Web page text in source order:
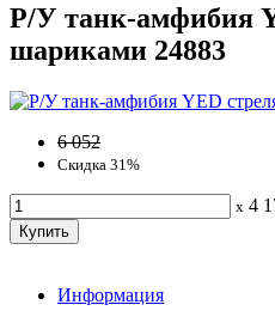
Р/У танк-амфибия
шариками 24883
6 052
Скидка 31%
x 4
Информация